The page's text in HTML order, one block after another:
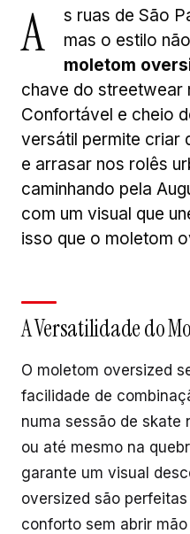
A
s ruas de São
mas o estilo
moletom
chave do streetwear
Confortável e cheio
versátil permite criar
e arrasar nos rolês
caminhando pela
com um visual que
isso que o moletom
A Versatilidade do
O moletom oversized
facilidade de
numa sessão de skate
ou até mesmo na
garante um visual
oversized são
conforto sem abrir